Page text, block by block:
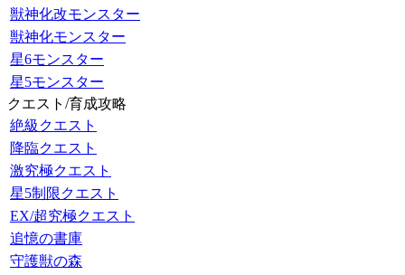
獣神化改モンスター
獣神化モンスター
星6モンスター
星5モンスター
クエスト/育成攻略
絶級クエスト
降臨クエスト
激究極クエスト
星5制限クエスト
EX/超究極クエスト
追憶の書庫
守護獣の森